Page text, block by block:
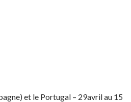
et le Portugal – 29avril au 15